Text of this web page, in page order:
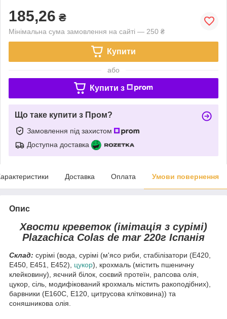
185,26 ₴
Мінімальна сума замовлення на сайті — 250 ₴
Купити
або
Купити з
Що таке купити з Пром?
Замовлення під захистом
Доступна доставка
Доставка Оплата Умови повернення
Опис
Хвости креветок (імітація з сурімі)
Plazachica Colas de mar 220г Іспанія
Склад: сурімі (вода, сурімі (м'ясо риби, стабілізатори (Е420,
Е450, Е451, Е452), цукор), крохмаль (містить пшеничну
клейковину), яєчний білок, соєвий протеїн, рапсова олія,
цукор, сіль, модифікований крохмаль містить ракоподібних),
барвники (Е160С, Е120, цитрусова клітковина)) та
соняшникова олія.